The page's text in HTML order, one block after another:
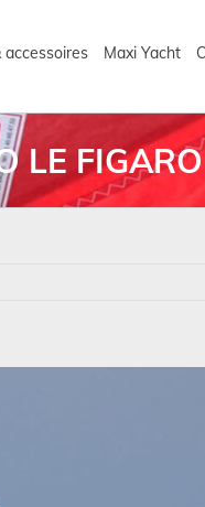
accessoires Maxi Yacht
LE